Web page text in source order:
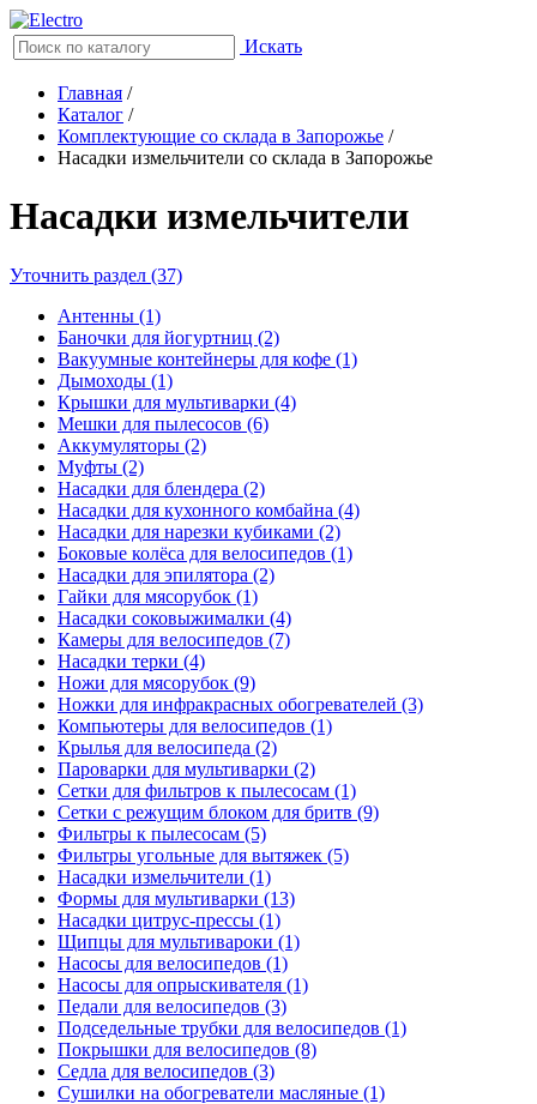
Искать
Главная /
Каталог /
Комплектующие со склада в Запорожье /
Насадки измельчители со склада в Запорожье
Насадки измельчители
Уточнить раздел (37)
Антенны (1)
Баночки для йогуртниц (2)
Вакуумные контейнеры для кофе (1)
Дымоходы (1)
Крышки для мультиварки (4)
Мешки для пылесосов (6)
Аккумуляторы (2)
Муфты (2)
Насадки для блендера (2)
Насадки для кухонного комбайна (4)
Насадки для нарезки кубиками (2)
Боковые колёса для велосипедов (1)
Насадки для эпилятора (2)
Гайки для мясорубок (1)
Насадки соковыжималки (4)
Камеры для велосипедов (7)
Насадки терки (4)
Ножи для мясорубок (9)
Ножки для инфракрасных обогревателей (3)
Компьютеры для велосипедов (1)
Крылья для велосипеда (2)
Пароварки для мультиварки (2)
Сетки для фильтров к пылесосам (1)
Сетки с режущим блоком для бритв (9)
Фильтры к пылесосам (5)
Фильтры угольные для вытяжек (5)
Насадки измельчители (1)
Формы для мультиварки (13)
Насадки цитрус-прессы (1)
Щипцы для мультивароки (1)
Насосы для велосипедов (1)
Насосы для опрыскивателя (1)
Педали для велосипедов (3)
Подседельные трубки для велосипедов (1)
Покрышки для велосипедов (8)
Седла для велосипедов (3)
Сушилки на обогреватели масляные (1)